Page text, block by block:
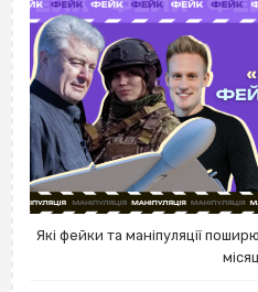
Які фейки та маніпуляції